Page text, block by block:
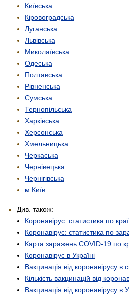
Київська
Кіровоградська
Луганська
Львівська
Миколаївська
Одеська
Полтавська
Рівненська
Сумська
Тернопільська
Харківська
Херсонська
Хмельницька
Черкаська
Чернівецька
Чернігівська
м.Київ
Див. також:
Коронавірус: статистика по
Коронавірус: статистика по
Карта заражень COVID-19 по
Коронавірус в Україні
Вакцинація від коронавірусу в
Кількість вакцинацій від
Вакцинація від коронавірусу в